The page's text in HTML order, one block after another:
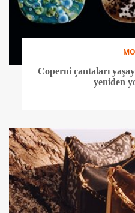
Coperni çantaları
yeniden